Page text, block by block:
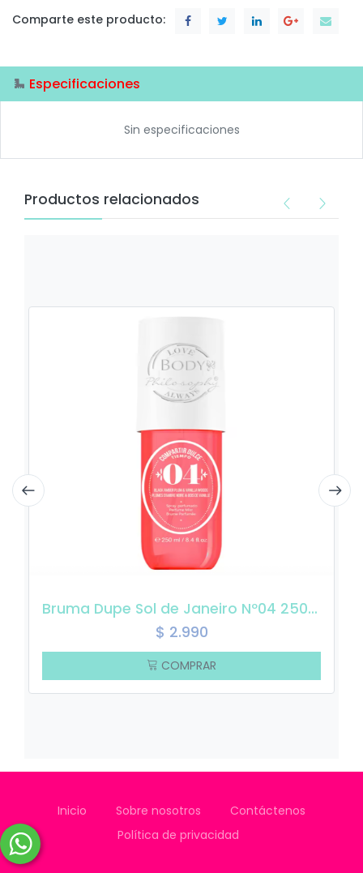
Comparte este producto:
Especificaciones
Sin especificaciones
Productos relacionados
Bruma Dupe Sol de Janeiro Nº04 250ml
$ 2.990
COMPRAR
Inicio Sobre nosotros
Contáctenos
Política de privacidad